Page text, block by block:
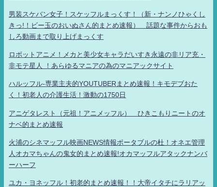
男装スケバン女子！スケッフルまっくす！（新・ナンノひゃくし
きっ!！ビー玉のおいぬさん的まとめ速報） 話題な事件からおも
しろ動画まで取り上げまっくす
ロボットアニメ！メカと美少女キャラだいすき永遠の非リア充・
非モテ星人 ！あらゆるマニアの為のマニアックサイト
ハルッフル-専業主夫的YOUTUBERまとめ速報！キモデブおた
く！初老人の介護生活！激動の1750日
アニゲタレスト（元祖！アニメッフル） ひきこもりニートのオ
ナベ的まとめ速報
火浦のシネマッフル映画NEWS情報ポータブルの杜！オネエ管理
人オカマちゃんの鬼女的まとめ速報!オカマッフルアタックナンバ
ーハーフ
ユカ・ヨネッフル！初老的まとめ速報！！大帝イタチにラリアッ